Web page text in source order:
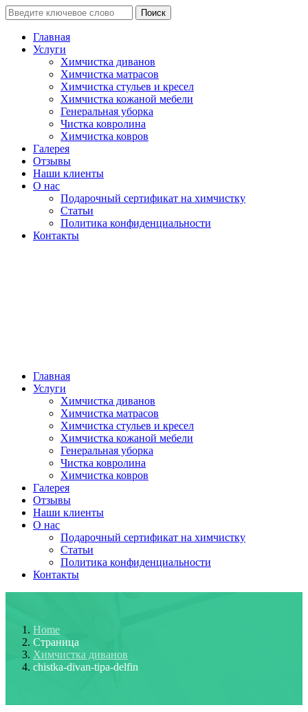
Поиск
Главная
Услуги
Химчистка диванов
Химчистка матрасов
Химчистка стульев и кресел
Химчистка кожаной мебели
Генеральная уборка
Чистка ковролина
Химчистка ковров
Галерея
Отзывы
Наши клиенты
О нас
Подарочный сертификат на химчистку
Статьи
Политика конфиденциальности
Контакты
Главная
Услуги
Химчистка диванов
Химчистка матрасов
Химчистка стульев и кресел
Химчистка кожаной мебели
Генеральная уборка
Чистка ковролина
Химчистка ковров
Галерея
Отзывы
Наши клиенты
О нас
Подарочный сертификат на химчистку
Статьи
Политика конфиденциальности
Контакты
Home
Страница
Химчистка диванов
chistka-divan-tipa-delfin